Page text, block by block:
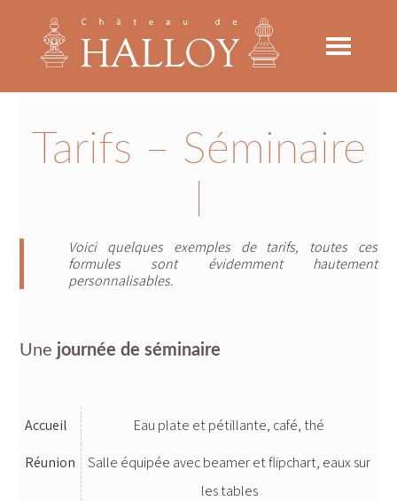
primary
navigation
content
Tarifs – Séminaire
Voici quelques exemples de tarifs, toutes ces
formules sont évidemment hautement
personnalisables.
Une journée de séminaire
Accueil
Eau plate et pétillante, café, thé
Réunion
Salle équipée avec beamer et flipchart, eaux sur
les tables